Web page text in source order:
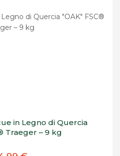
in Legno di Quercia
Traeger – 9 kg